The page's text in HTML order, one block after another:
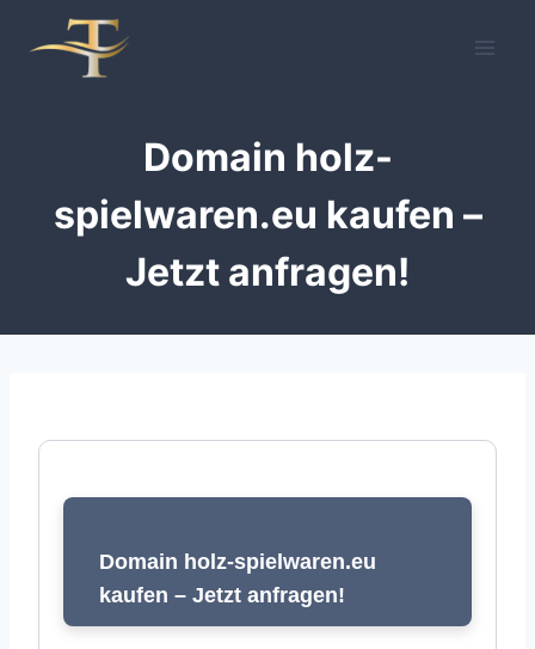
Inhalt
Domain holz-
spielwaren.eu kaufen –
Jetzt anfragen!
Domain holz-spielwaren.eu
kaufen – Jetzt anfragen!